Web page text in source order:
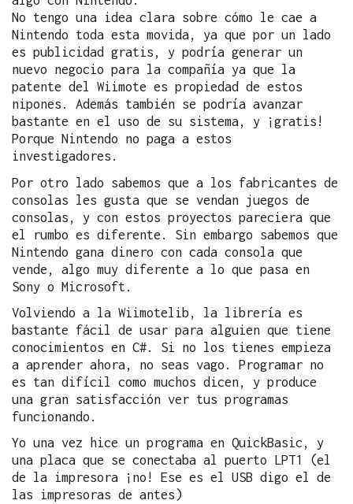
No tengo una idea clara sobre cómo le cae a
Nintendo toda esta movida, ya que por un lado
es publicidad gratis, y podría generar un
nuevo negocio para la compañía ya que la
patente del Wiimote es propiedad de estos
nipones. Además también se podría avanzar
bastante en el uso de su sistema, y ¡gratis!
Porque Nintendo no paga a estos
investigadores.
Por otro lado sabemos que a los fabricantes de
consolas les gusta que se vendan juegos de
consolas, y con estos proyectos pareciera que
el rumbo es diferente. Sin embargo sabemos que
Nintendo gana dinero con cada consola que
vende, algo muy diferente a lo que pasa en
Sony o Microsoft.
Volviendo a la Wiimotelib, la librería es
bastante fácil de usar para alguien que tiene
conocimientos en C#. Si no los tienes empieza
a aprender ahora, no seas vago. Programar no
es tan difícil como muchos dicen, y produce
una gran satisfacción ver tus programas
funcionando.
Yo una vez hice un programa en QuickBasic, y
una placa que se conectaba al puerto LPT1 (el
de la impresora ¡no! Ese es el USB digo el de
las impresoras de antes)